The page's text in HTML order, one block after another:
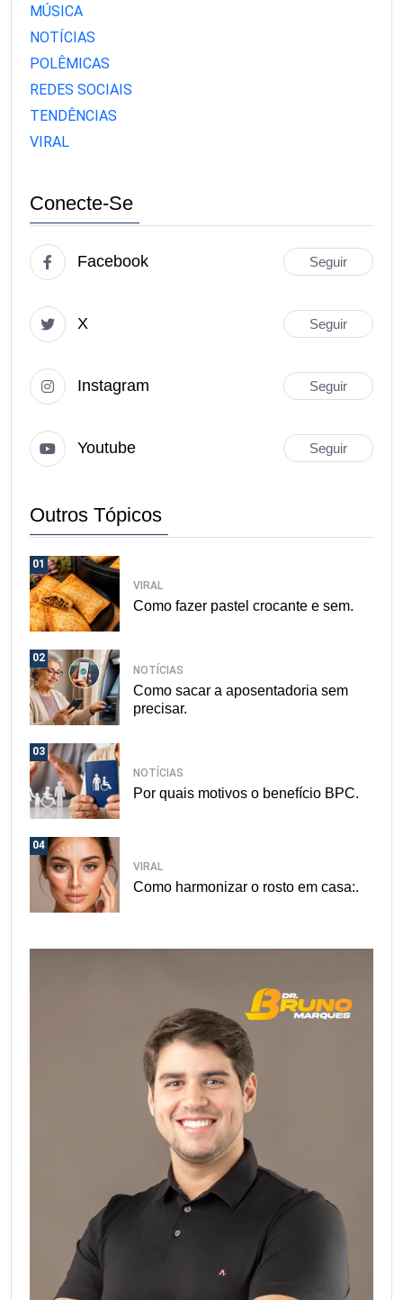
MÚSICA
NOTÍCIAS
POLÊMICAS
REDES SOCIAIS
TENDÊNCIAS
VIRAL
Conecte-Se
Facebook Seguir
X Seguir
Instagram Seguir
Youtube Seguir
Outros Tópicos
01
VIRAL
Como fazer pastel crocante e sem.
02
NOTÍCIAS
Como sacar a aposentadoria sem
precisar.
03
NOTÍCIAS
Por quais motivos o benefício BPC.
04
VIRAL
Como harmonizar o rosto em casa:.